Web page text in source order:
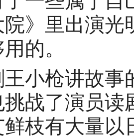
院》里出演
的。
枪讲故事
战了演员
枝有大量以